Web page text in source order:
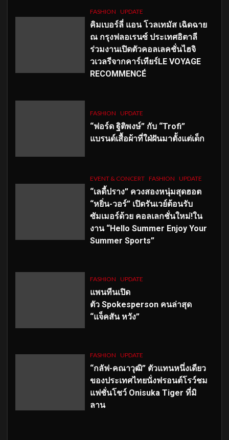
FASHION UPDATE
คิมเบอร์ลี่ แอน โวลเทมัส เฉิดฉาย
ณ กรุงฟลอเรนซ์ ประเทศอิตาลี
ร่วมงานเปิดตัวคอลเลคชั่นไฮจิ
วเวลรีจากคาร์เทียร์LE VOYAGE
RECOMMENCÉ
FASHION UPDATE
“ฟอร์ด ฐิติพงษ์” กับ “Trofi”
แบรนด์เสื้อผ้าที่ใฝ่ฝันมาตั้งแต่เด็ก
EVENT & CONCERT FASHION UPDATE
“เลดี้ปราง” ควงสองหนุ่มสุดฮอต
“หยิ่น-วอร์” เปิดรันเวย์ต้อนรับ
ซัมเมอร์ด้วย คอลเลกชั่นใหม่!ใน
งาน “Hello Summer Enjoy Your
Summer Sports”
FASHION UPDATE
แพนทีนเปิด
ตัว Spokesperson คนล่าสุด
“แจ็คสัน หวัง”
FASHION UPDATE
“กลัฟ-คณาวุฒิ” ตัวแทนหนึ่งเดียว
ของประเทศไทยนั่งฟรอนต์โรว์ชม
แฟชั่นโชว์ Onisuka Tiger ที่มิ
ลาน